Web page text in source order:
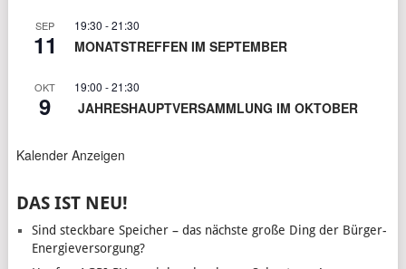
SEP
11
19:30 -21:30
MONATSTREFFEN IM SEPTEMBER
OKT
9
19:00 -21:30
JAHRESHAUPTVERSAMMLUNG IM OKTOBER
Kalender Anzeigen
DAS IST NEU!
Sind steckbare Speicher – das nächste große Ding der Bürger-
Energieversorgung?